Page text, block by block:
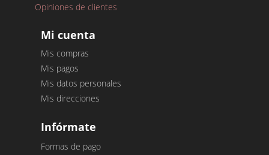
Opiniones de clientes
Mi cuenta
Mis compras
Mis pagos
Mis datos personales
Mis direcciones
Infórmate
Formas de pago